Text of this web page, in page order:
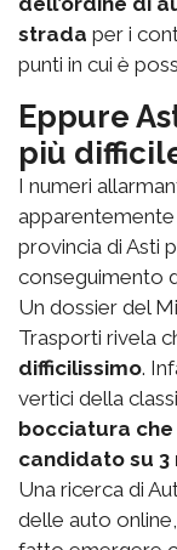
strada per i
punti in cui è
Eppure
più
I numeri
provincia di Asti
conseguimento
Un dossier del
Trasporti rivela
difficilissimo.
vertici della
bocciatura che
candidato su 3
Una ricerca di
delle auto